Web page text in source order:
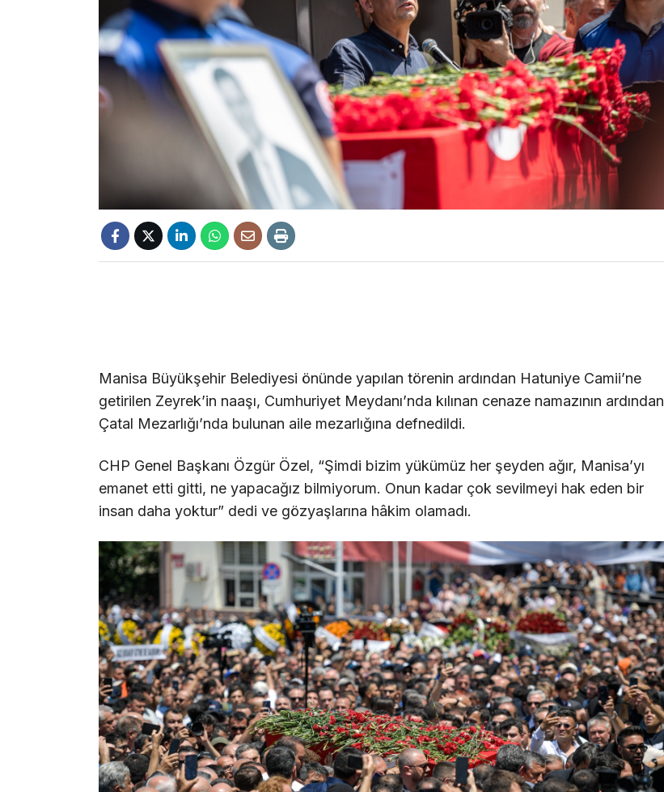
Manisa Büyükşehir Belediyesi önünde yapılan törenin ardından Hatuniye Camii’ne
getirilen Zeyrek’in naaşı, Cumhuriyet Meydanı’nda kılınan cenaze namazının ardından
Çatal Mezarlığı’nda bulunan aile mezarlığına defnedildi.
CHP Genel Başkanı Özgür Özel, “Şimdi bizim yükümüz her şeyden ağır, Manisa’yı
emanet etti gitti, ne yapacağız bilmiyorum. Onun kadar çok sevilmeyi hak eden bir
insan daha yoktur” dedi ve gözyaşlarına hâkim olamadı.